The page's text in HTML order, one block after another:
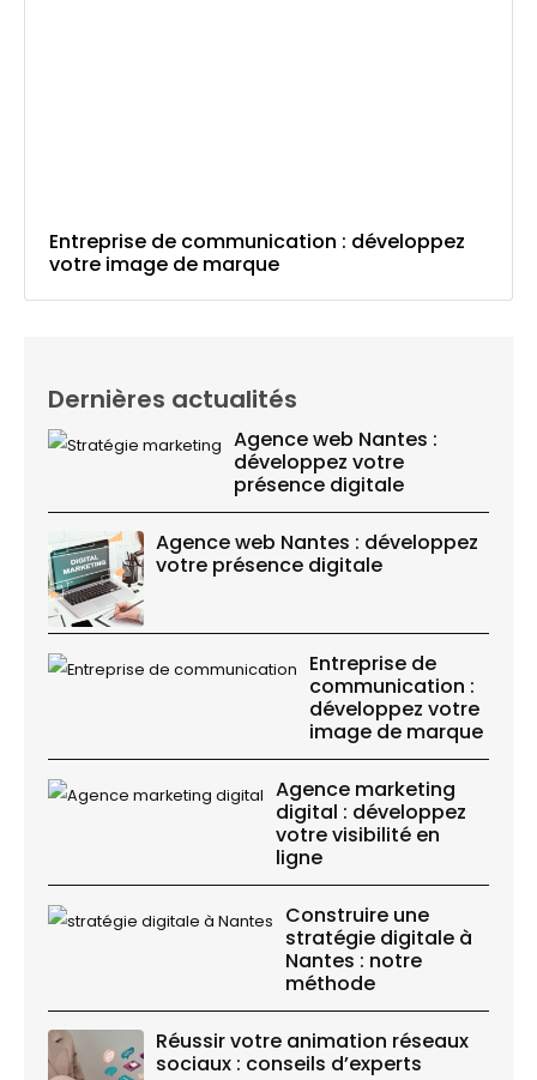
Entreprise de communication : développez
votre image de marque
Dernières actualités
Agence web Nantes :
développez votre
présence digitale
Agence web Nantes : développez
votre présence digitale
Entreprise de
communication :
développez votre
image de marque
Agence marketing
digital : développez
votre visibilité en
ligne
Construire une
stratégie digitale à
Nantes : notre
méthode
Réussir votre animation réseaux
sociaux : conseils d’experts